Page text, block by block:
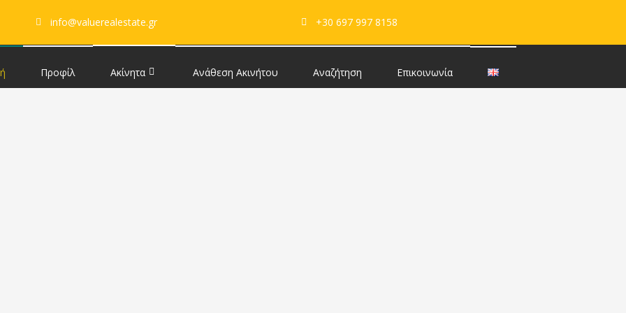
info@valuerealestate.gr +30 697 997 8158
Προφίλ Ακίνητα Ανάθεση Ακινήτου Αναζήτηση Επικοινωνία